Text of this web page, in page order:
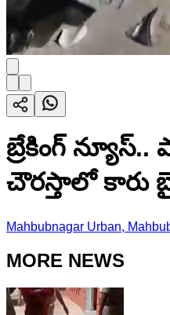
బ్రేకింగ్
చౌరస్తాలో కారు
Mahbubnagar Urban,
MORE NEWS